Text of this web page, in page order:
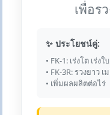
เพื่อร
✨ ประโยชน์คู่:
• FK-1: เร่งโต เร่ง
• FK-3R: รวงยาว
• เพิ่มผลผลิตต่อไร่